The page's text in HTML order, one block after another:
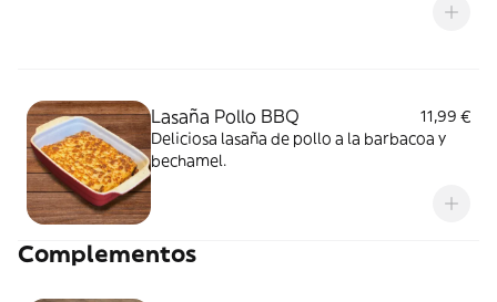
Lasaña Pollo BBQ
11,99 €
Deliciosa lasaña de pollo a la barbacoa y
bechamel.
Complementos